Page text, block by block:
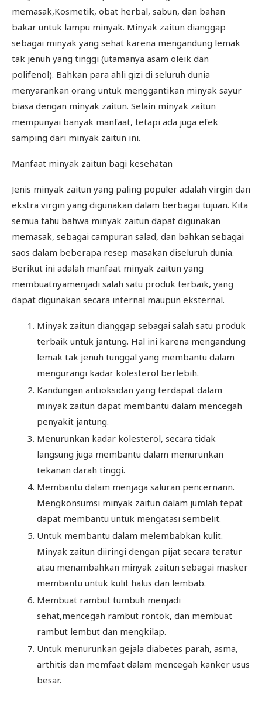
memasak,Kosmetik, obat herbal, sabun, dan bahan
bakar untuk lampu minyak. Minyak zaitun dianggap
sebagai minyak yang sehat karena mengandung lemak
tak jenuh yang tinggi (utamanya asam oleik dan
polifenol). Bahkan para ahli gizi di seluruh dunia
menyarankan orang untuk menggantikan minyak sayur
biasa dengan minyak zaitun. Selain minyak zaitun
mempunyai banyak manfaat, tetapi ada juga efek
samping dari minyak zaitun ini.
Manfaat minyak zaitun bagi kesehatan
Jenis minyak zaitun yang paling populer adalah virgin dan
ekstra virgin yang digunakan dalam berbagai tujuan. Kita
semua tahu bahwa minyak zaitun dapat digunakan
memasak, sebagai campuran salad, dan bahkan sebagai
saos dalam beberapa resep masakan diseluruh dunia.
Berikut ini adalah manfaat minyak zaitun yang
membuatnyamenjadi salah satu produk terbaik, yang
dapat digunakan secara internal maupun eksternal.
Minyak zaitun dianggap sebagai salah satu produk
terbaik untuk jantung. Hal ini karena mengandung
lemak tak jenuh tunggal yang membantu dalam
mengurangi kadar kolesterol berlebih.
Kandungan antioksidan yang terdapat dalam
minyak zaitun dapat membantu dalam mencegah
penyakit jantung.
Menurunkan kadar kolesterol, secara tidak
langsung juga membantu dalam menurunkan
tekanan darah tinggi.
Membantu dalam menjaga saluran pencernann.
Mengkonsumsi minyak zaitun dalam jumlah tepat
dapat membantu untuk mengatasi sembelit.
Untuk membantu dalam melembabkan kulit.
Minyak zaitun diiringi dengan pijat secara teratur
atau menambahkan minyak zaitun sebagai masker
membantu untuk kulit halus dan lembab.
Membuat rambut tumbuh menjadi
sehat,mencegah rambut rontok, dan membuat
rambut lembut dan mengkilap.
Untuk menurunkan gejala diabetes parah, asma,
arthitis dan memfaat dalam mencegah kanker usus
besar.